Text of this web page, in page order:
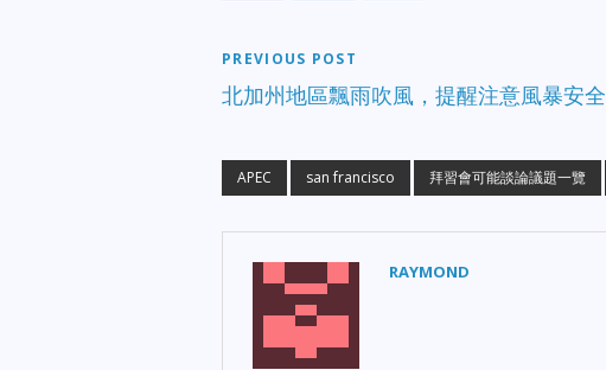
PREVIOUS POST
北加州地區飄雨吹風，提醒注意風暴安全
APEC san francisco 拜習會可能談論議題一覽
RAYMOND